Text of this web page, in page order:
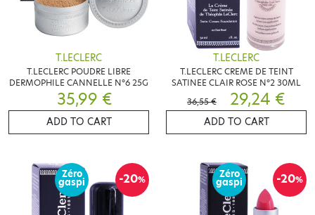
T.LECLERC
T.LECLERC POUDRE LIBRE
DERMOPHILE CANNELLE N°6 25G
35,99 €
ADD TO CART
T.LECLERC
T.LECLERC CREME DE TEINT
SATINEE CLAIR ROSE N°2 30ML
36,55 €
29,24 €
ADD TO CART
-20%
Zéro
gaspi -20%
Zéro
gaspi